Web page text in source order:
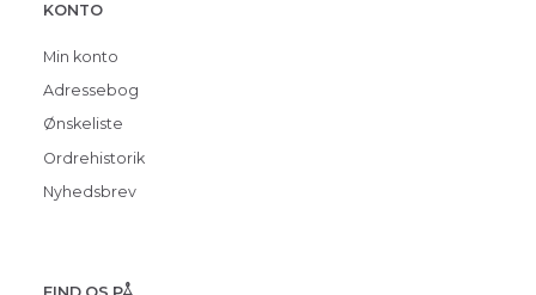
KONTO
Min konto
Adressebog
Ønskeliste
Ordrehistorik
Nyhedsbrev